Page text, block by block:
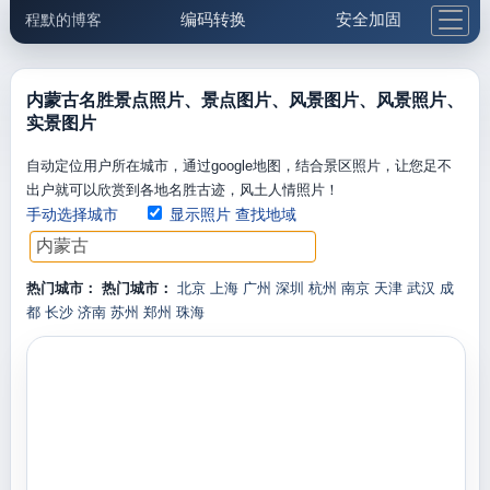
程默的博客 编码转换 安全加固
邮件工具 生活便民 更多工具
内蒙古名胜景点照片、景点图片、风景图片、风景照片、
实景图片
自动定位用户所在城市，通过google地图，结合景区照片，让您足不
出户就可以欣赏到各地名胜古迹，风土人情照片！
手动选择城市 显示照片 查找地域
热门城市： 热门城市： 北京 上海 广州 深圳 杭州 南京 天津 武汉 成
都 长沙 济南 苏州 郑州 珠海